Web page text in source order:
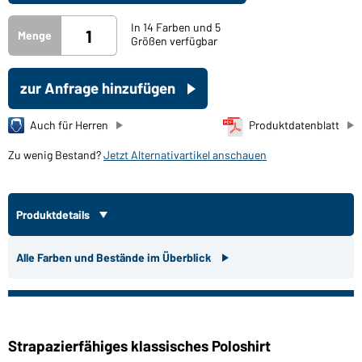
Menge
In 14 Farben und 5
Größen verfügbar
zur Anfrage hinzufügen
Produktdatenblatt
Auch für Herren
Zu wenig Bestand?Jetzt Alternativartikel anschauen
Produktdetails
Alle Farben und Bestände im Überblick
Strapazierfähiges klassisches Poloshirt